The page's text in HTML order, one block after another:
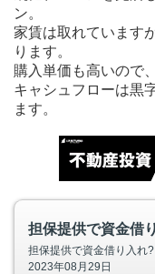
ン。
家賃は取れています
ります。
購入単価も高いので
キャシュフローは黒
ます。
担保提供で資金借
2023年08月29日